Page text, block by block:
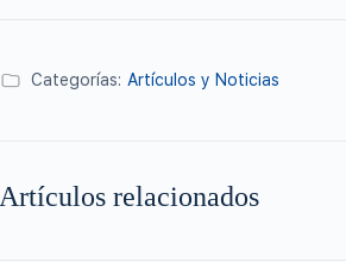
Categorías: Artículos y Noticias
Artículos relacionados